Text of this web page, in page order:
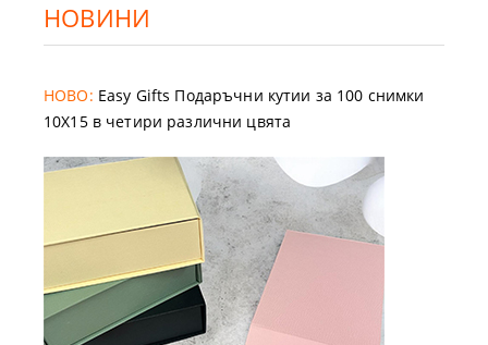
НОВИНИ
НОВО: Easy Gifts Подаръчни кутии за 100 снимки
10X15 в четири различни цвята